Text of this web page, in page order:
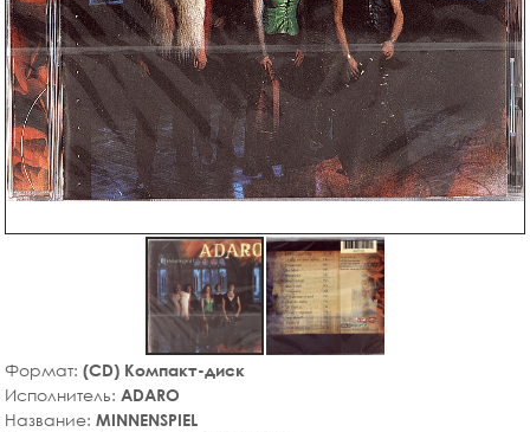
Формат: (CD) Компакт-диск
Исполнитель: ADARO
Название: MINNENSPIEL